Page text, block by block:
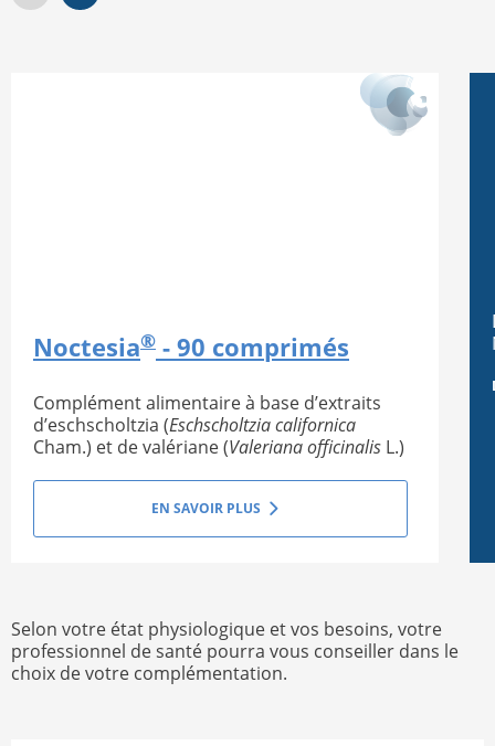
Noctesia® - 90 comprimés
Complément alimentaire à base d’extraits
d’eschscholtzia (Eschscholtzia californica
Cham.) et de valériane (Valeriana officinalis L.)
EN SAVOIR PLUS
Selon votre état physiologique et vos besoins, votre
professionnel de santé pourra vous conseiller dans le
choix de votre complémentation.